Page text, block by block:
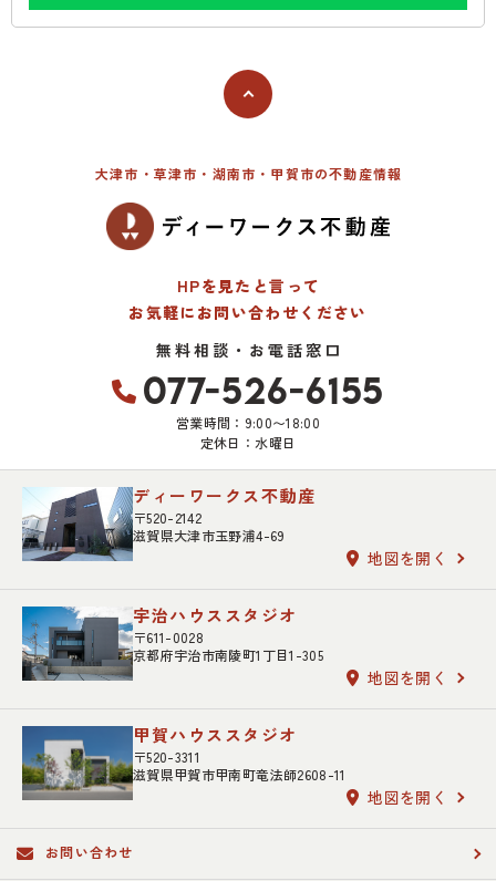
大津市・草津市・湖南市・甲賀市の不動産情報
HPを見たと言って
お気軽にお問い合わせください
無料相談・お電話窓口
077-526-6155
営業時間：9:00〜18:00
定休日：水曜日
ディーワークス不動産
〒520-2142
滋賀県大津市玉野浦4-69
地図を開く
宇治ハウススタジオ
〒611-0028
京都府宇治市南陵町1丁目1-305
地図を開く
甲賀ハウススタジオ
〒520-3311
滋賀県甲賀市甲南町竜法師2608-11
地図を開く
お問い合わせ